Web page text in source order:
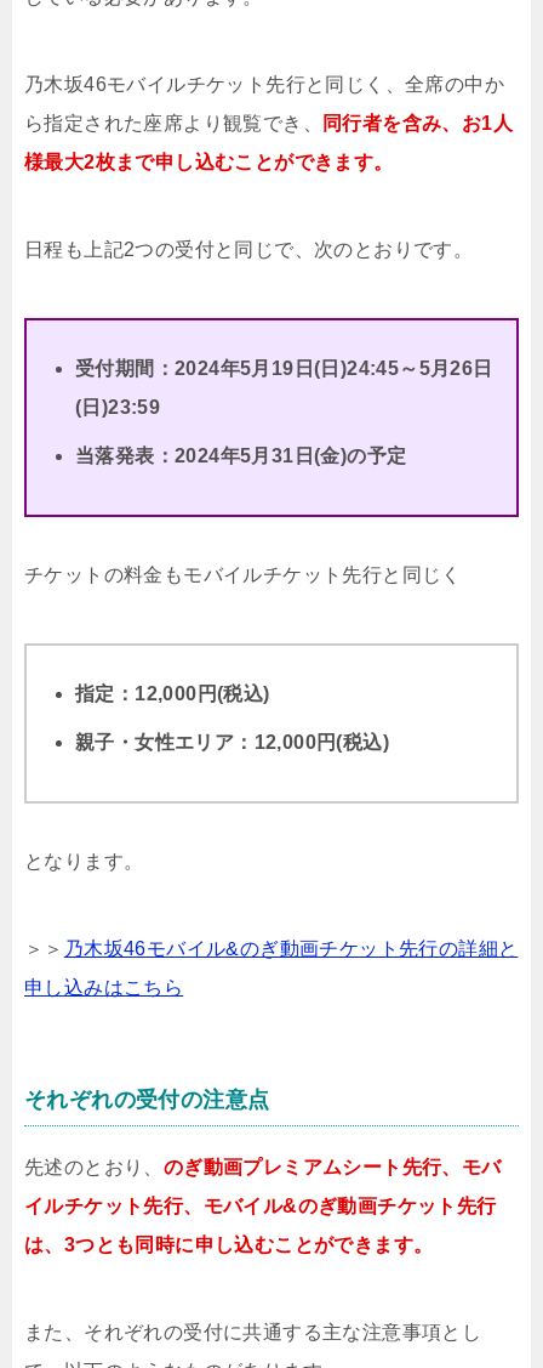
乃木坂46モバイルチケット先行と同じく、全席の中か
ら指定された座席より観覧でき、
同行者を含み、お1人
様最大2枚まで申し込むことができます。
日程も上記2つの受付と同じで、次のとおりです。
受付期間：2024年5月19日(日)24:45～5月26日
(日)23:59
当落発表：2024年5月31日(金)の予定
チケットの料金もモバイルチケット先行と同じく
指定：12,000円(税込)
親子・女性エリア：12,000円(税込)
となります。
＞＞ 乃木坂46モバイル&のぎ動画チケット先行の詳細と
申し込みはこちら
それぞれの受付の注意点
先述のとおり、 のぎ動画プレミアムシート先行、モバ
イルチケット先行、モバイル&のぎ動画チケット先行
は、3つとも同時に申し込むことができます。
また、それぞれの受付に共通する主な注意事項とし